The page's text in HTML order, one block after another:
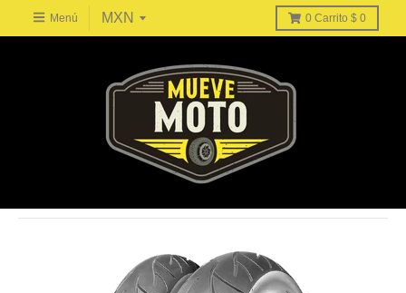
Menú 0 Carrito $ 0